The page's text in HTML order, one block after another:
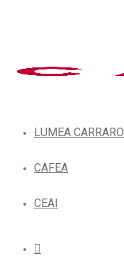
LUMEA CARRARO
CAFEA
CEAI